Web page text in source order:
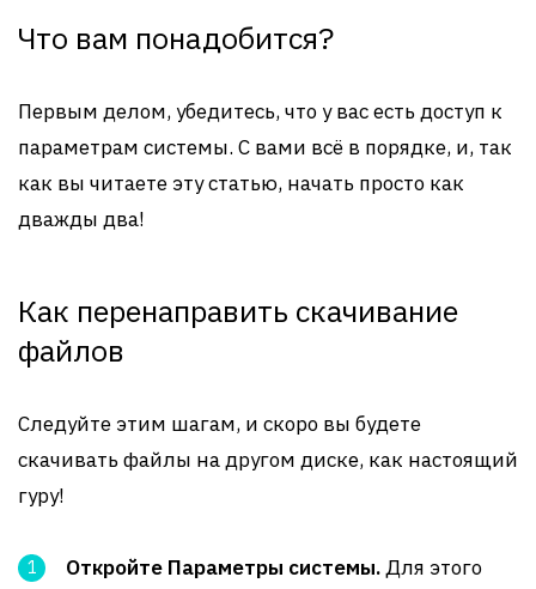
Что вам понадобится?
Первым делом, убедитесь, что у вас есть доступ к
параметрам системы. С вами всё в порядке, и, так
как вы читаете эту статью, начать просто как
дважды два!
Как перенаправить скачивание
файлов
Следуйте этим шагам, и скоро вы будете
скачивать файлы на другом диске, как настоящий
гуру!
Откройте Параметры системы.Для этого